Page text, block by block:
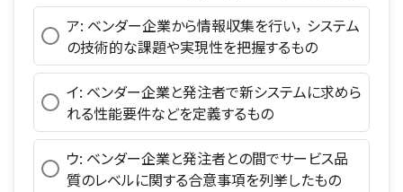
ア: ベンダー企業から情報収集を行い， システム
の技術的な課題や実現性を把握するもの
イ: ベンダー企業と発注者で新システムに求めら
れる性能要件などを定義するもの
ウ: ベンダー企業と発注者との間でサービス品
質のレベルに関する合意事項を列挙したもの